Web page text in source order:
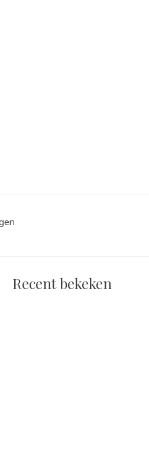
Recent bekeken